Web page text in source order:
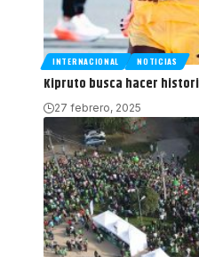
INTERNACIONAL NOTICIAS
Kipruto busca hacer
27 febrero, 2025